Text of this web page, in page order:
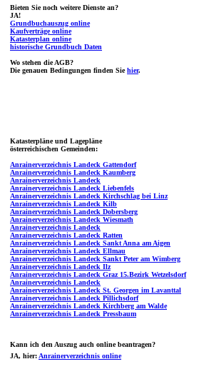
Bieten Sie noch weitere Dienste an?
JA!
Grundbuchauszug online
Kaufverträge online
Katasterplan online
historische Grundbuch Daten
Wo stehen die AGB?
Die genauen Bedingungen finden Siehier.
Katasterpläne und Lagepläne
österreichischen Gemeinden:
Anrainerverzeichnis Landeck Gattendorf
Anrainerverzeichnis Landeck Kaumberg
Anrainerverzeichnis Landeck
Anrainerverzeichnis Landeck Liebenfels
Anrainerverzeichnis Landeck Kirchschlag bei Linz
Anrainerverzeichnis Landeck Kilb
Anrainerverzeichnis Landeck Dobersberg
Anrainerverzeichnis Landeck Wiesmath
Anrainerverzeichnis Landeck
Anrainerverzeichnis Landeck Ratten
Anrainerverzeichnis Landeck Sankt Anna am Aigen
Anrainerverzeichnis Landeck Ellmau
Anrainerverzeichnis Landeck Sankt Peter am Wimberg
Anrainerverzeichnis Landeck Ilz
Anrainerverzeichnis Landeck Graz 15.Bezirk Wetzelsdorf
Anrainerverzeichnis Landeck
Anrainerverzeichnis Landeck St. Georgen im Lavanttal
Anrainerverzeichnis Landeck Pillichsdorf
Anrainerverzeichnis Landeck Kirchberg am Walde
Anrainerverzeichnis Landeck Pressbaum
Kann ich den Auszug auch online beantragen?
JA, hier: Anrainerverzeichnis online